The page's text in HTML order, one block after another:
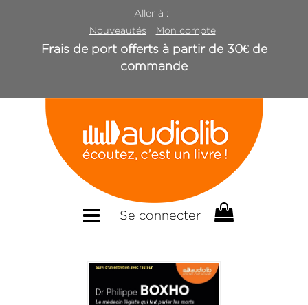
Aller à :
Nouveautés
Mon compte
Frais de port offerts à partir de 30€ de
commande
Se connecter